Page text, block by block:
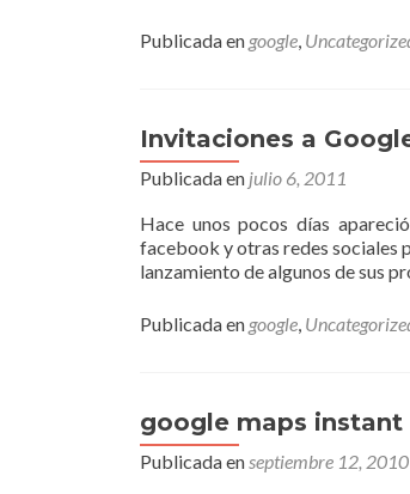
Publicada en google,
Invitaciones a
Publicada en julio 6, 2011
Hace unos pocos días
facebook y otras redes sociales
lanzamiento de algunos de sus
Publicada en google,
google maps instant
Publicada enseptiembre 12, 2010